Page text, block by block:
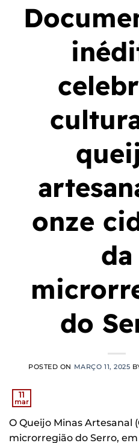
onze
da
do
POSTED ON MARÇO 11, 2025
11
mar
O Queijo Minas Artesanal
microrregião do Serro, em